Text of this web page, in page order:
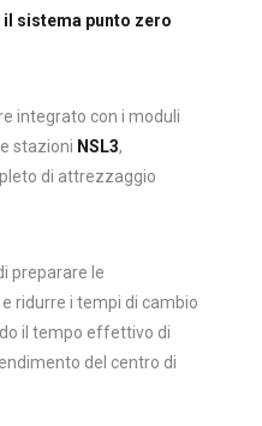
sistema punto zero
integrato con i moduli
stazioni NSL3,
di attrezzaggio
preparare le
ridurre i tempi di cambio
il tempo effettivo di
del centro di